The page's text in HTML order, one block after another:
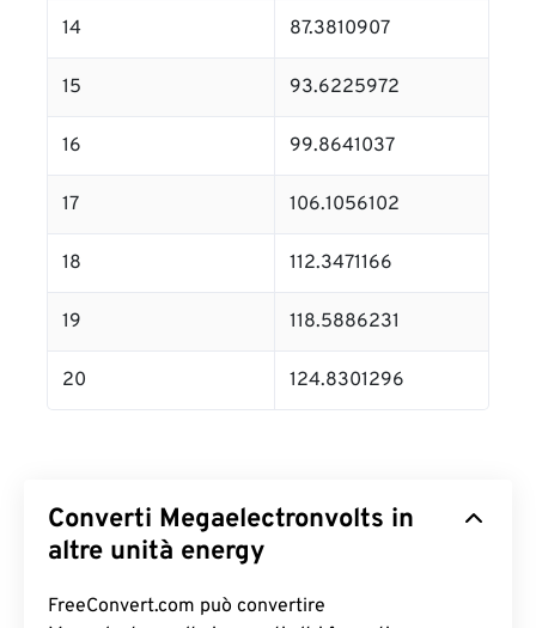
14 87.3810907
15 93.6225972
16 99.8641037
17 106.1056102
18 112.3471166
19 118.5886231
20 124.8301296
Converti Megaelectronvolts in
altre unità energy
FreeConvert.com può convertire